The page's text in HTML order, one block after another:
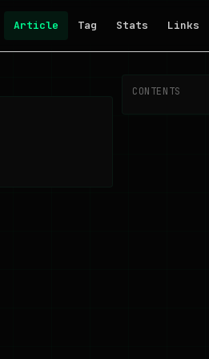
Article Tag Stats Links
CONTENTS